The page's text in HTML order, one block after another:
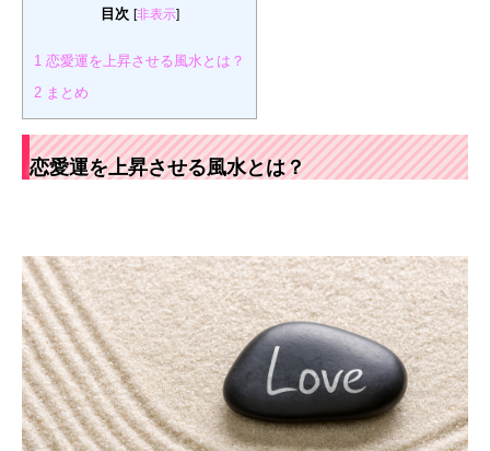
目次 [非表示]
1 恋愛運を上昇させる風水とは？
2 まとめ
恋愛運を上昇させる風水とは？